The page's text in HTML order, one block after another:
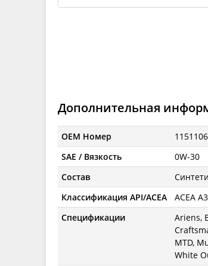
Дополнительная
OEM Номер
SAE / Вязкость
0W-30
Состав
Классификация API/ACEA
ACEA
Спецификации
Ariens,
MTD,
White